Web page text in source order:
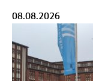
08.08.2026